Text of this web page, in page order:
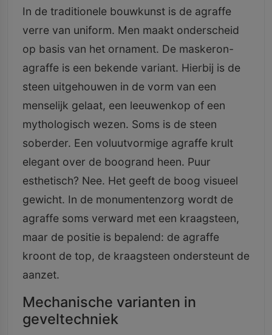
In de traditionele bouwkunst is de agraffe
verre van uniform. Men maakt onderscheid
op basis van het ornament. De maskeron-
agraffe is een bekende variant. Hierbij is de
steen uitgehouwen in de vorm van een
menselijk gelaat, een leeuwenkop of een
mythologisch wezen. Soms is de steen
soberder. Een voluutvormige agraffe krult
elegant over de boogrand heen. Puur
esthetisch? Nee. Het geeft de boog visueel
gewicht. In de monumentenzorg wordt de
agraffe soms verward met een kraagsteen,
maar de positie is bepalend: de agraffe
kroont de top, de kraagsteen ondersteunt de
aanzet.
Mechanische varianten in
geveltechniek